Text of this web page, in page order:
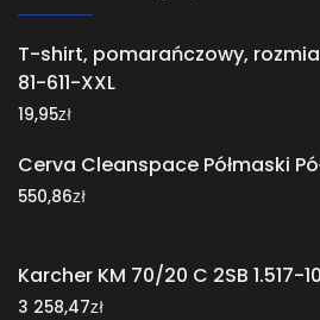
T-shirt, pomarańczowy, rozmiar
81-611-XXL
19,95zł
Cerva Cleanspace Półmaski
550,86zł
Karcher KM 70/20 C 2SB 1.517-
3 258,47zł